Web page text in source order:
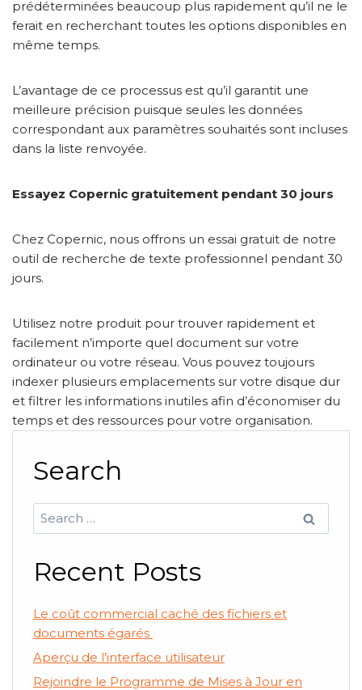
prédéterminées beaucoup plus rapidement qu’il ne le
ferait en recherchant toutes les options disponibles en
même temps.
L’avantage de ce processus est qu’il garantit une
meilleure précision puisque seules les données
correspondant aux paramètres souhaités sont incluses
dans la liste renvoyée.
Essayez Copernic gratuitement pendant 30 jours
Chez Copernic, nous offrons un essai gratuit de notre
outil de recherche de texte professionnel pendant 30
jours.
Utilisez notre produit pour trouver rapidement et
facilement n’importe quel document sur votre
ordinateur ou votre réseau. Vous pouvez toujours
indexer plusieurs emplacements sur votre disque dur
et filtrer les informations inutiles afin d’économiser du
temps et des ressources pour votre organisation.
Search
Search
for:
Recent Posts
Le coût commercial caché des fichiers et
documents égarés
Aperçu de l’interface utilisateur
Rejoindre le Programme de Mises à Jour en